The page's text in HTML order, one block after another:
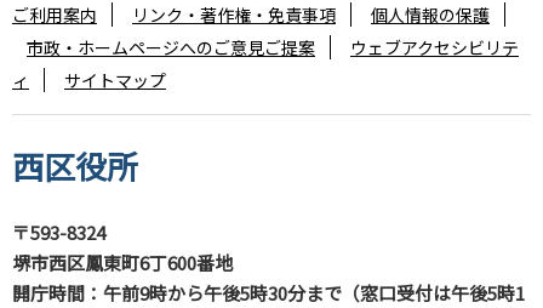
西区役所
〒593-8324
堺市西区鳳東町6丁600番地
開庁時間：午前9時から午後5時30分まで（窓口受付は午後5時1
ご利用案内 リンク・著作権・免責事項
個人情報の保護
市政・ホームページへのご意見ご提案
ウェブアクセシビリテ
ィ
サイトマップ